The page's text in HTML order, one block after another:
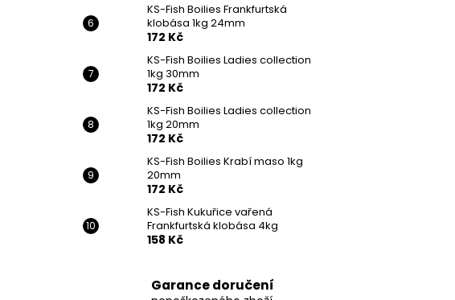
KS-Fish Boilies Frankfurtská
klobása 1kg 24mm
172 Kč
KS-Fish Boilies Ladies collection
1kg 30mm
172 Kč
KS-Fish Boilies Ladies collection
1kg 20mm
172 Kč
KS-Fish Boilies Krabí maso 1kg
20mm
172 Kč
KS-Fish Kukuřice vařená
Frankfurtská klobása 4kg
158 Kč
Garance doručení